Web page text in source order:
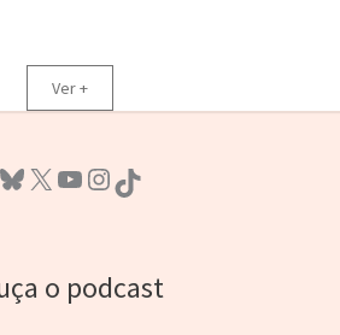
Ver +
Bluesky X Youtube InstagramTikTok
o podcast